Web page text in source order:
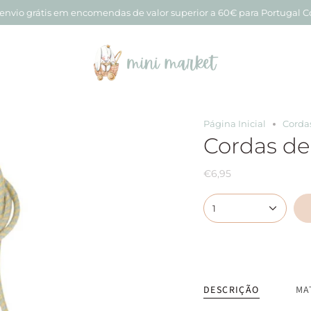
grátis em encomendas de valor superior a 60€ para Portugal
Página Inicial
Cordas
€6,95
1
DESCRIÇÃO